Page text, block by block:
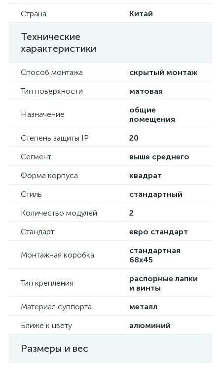
Страна
Китай
Технические
характеристики
Способ монтажа
скрытый монтаж
Тип поверхности
матовая
Назначение
общие
помещения
Степень защиты IP
20
Сегмент
выше среднего
Форма корпуса
квадрат
Стиль
стандартный
Количество модулей
2
Стандарт
евро стандарт
Монтажная коробка
стандартная
68х45
Тип крепления
распорные лапки
и винты
Материал суппорта
металл
Ближе к цвету
алюминий
Размеры и вес